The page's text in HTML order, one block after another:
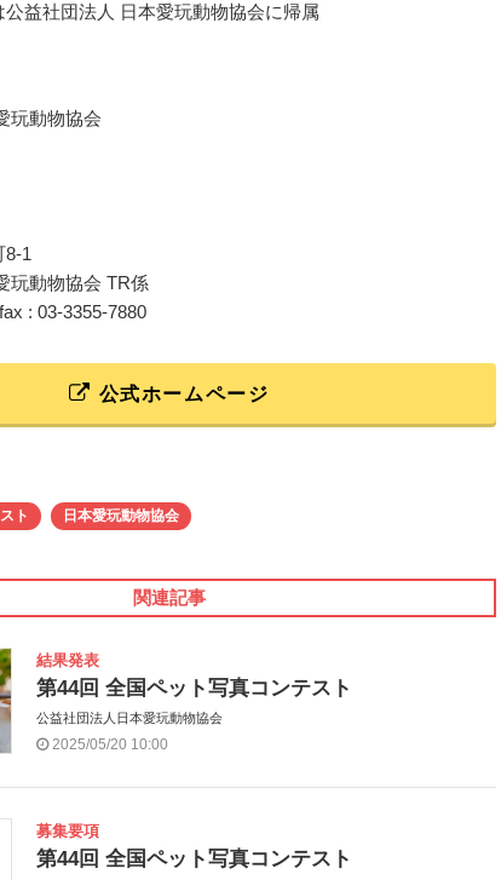
公益社団法人 日本愛玩動物協会に帰属
玩動物協会
8-1
玩動物協会 TR係
: 03-3355-7880
公式ホームページ
ト 日本愛玩動物協会
関連記事
結果発表
第44回 全国ペット写真コンテスト
公益社団法人日本愛玩動物協会
2025/05/20 10:00
募集要項
第44回 全国ペット写真コンテスト